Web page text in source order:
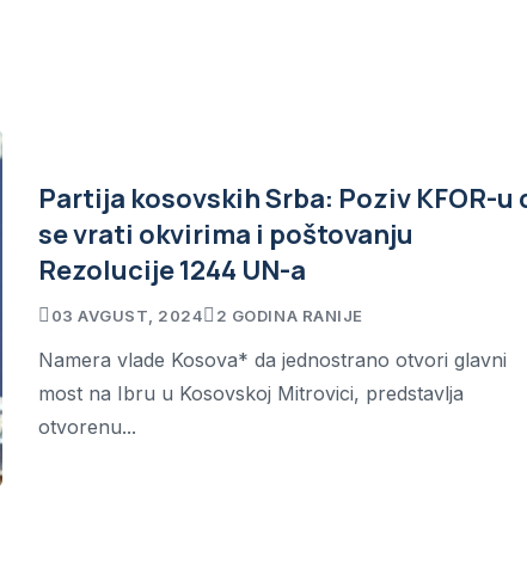
Partija kosovskih Srba: Poziv KFOR-u
se vrati okvirima i poštovanju
Rezolucije 1244 UN-a
03 AVGUST, 2024 2 GODINA RANIJE
Namera vlade Kosova* da jednostrano otvori glavni
most na Ibru u Kosovskoj Mitrovici, predstavlja
otvorenu...